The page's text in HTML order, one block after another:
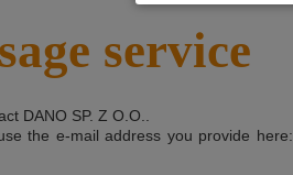
service
DANO SP. Z O.O.
the e-mail address you provide